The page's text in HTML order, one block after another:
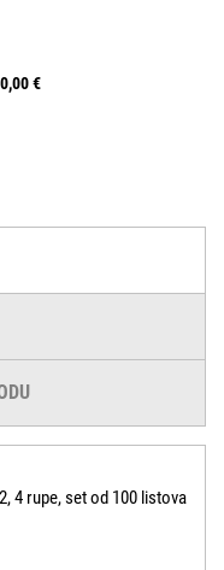
€
4 rupe, set od 100 listova